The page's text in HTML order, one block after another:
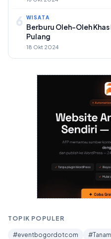
6 WISATA
Berburu Oleh-Oleh
Pulang
18 Okt 2024
TOPIK POPULER
#eventbogordotcom